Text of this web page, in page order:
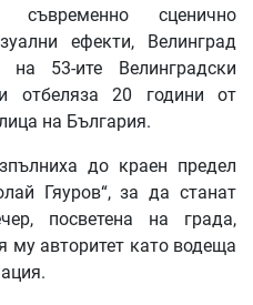
съвременно сценично
ефекти, Велинград
53-ите Велинградски
отбеляза 20 години от
на България.
до краен предел
Гяуров“, за да станат
посветена на града,
му авторитет като водеща